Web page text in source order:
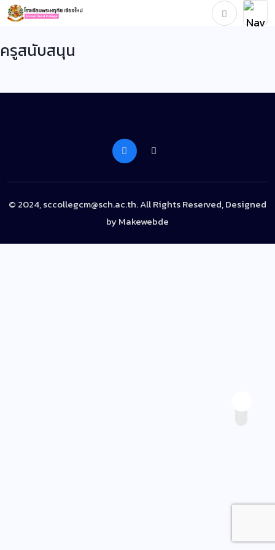
ครูสนับสนุน
© 2024, sccollegcm@sch.ac.th. All Rights Reserved, Designed
byMakewebde